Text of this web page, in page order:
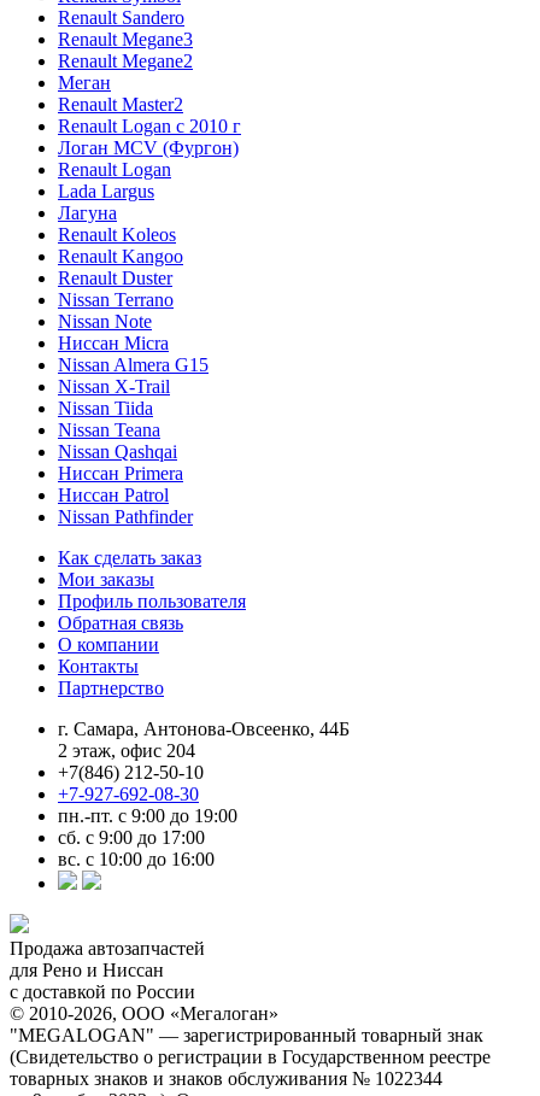
Renault Sandero
Renault Megane3
Renault Megane2
Меган
Renault Master2
Renault Logan c 2010 г
Логан МСV (Фургон)
Renault Logan
Lada Largus
Лагуна
Renault Koleos
Renault Kangoo
Renault Duster
Nissan Terrano
Nissan Note
Ниссан Micra
Nissan Almera G15
Nissan X-Trail
Nissan Tiida
Nissan Teana
Nissan Qashqai
Ниссан Primera
Ниссан Patrol
Nissan Pathfinder
Как сделать заказ
Мои заказы
Профиль пользователя
Обратная связь
О компании
Контакты
Партнерство
г. Самара, Антонова-Овсеенко, 44Б
2 этаж, офис 204
+7(846) 212-50-10
+7-927-692-08-30
пн.-пт. с 9:00 до 19:00
сб. с 9:00 до 17:00
вс. с 10:00 до 16:00
Продажа автозапчастей
для Рено и Ниссан
с доставкой по России
© 2010-2026, ООО «Мегалоган»
"MEGALOGAN" — зарегистрированный товарный знак
(Свидетельство о регистрации в Государственном реестре
товарных знаков и знаков обслуживания № 1022344